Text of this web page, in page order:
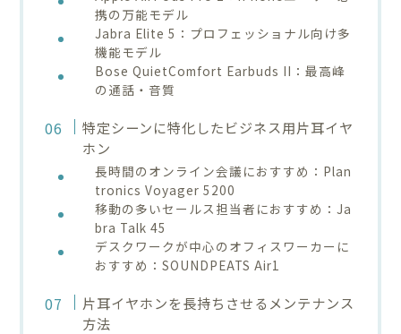
携の万能モデル
Jabra Elite 5：プロフェッショナル向け多
機能モデル
Bose QuietComfort Earbuds II：最高峰
の通話・音質
特定シーンに特化したビジネス用片耳イヤ
ホン
長時間のオンライン会議におすすめ：Plan
tronics Voyager 5200
移動の多いセールス担当者におすすめ：Ja
bra Talk 45
デスクワークが中心のオフィスワーカーに
おすすめ：SOUNDPEATS Air1
片耳イヤホンを長持ちさせるメンテナンス
方法